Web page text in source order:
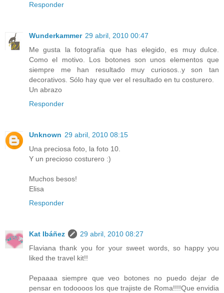
Responder
Wunderkammer 29 abril, 2010 00:47
Me gusta la fotografía que has elegido, es muy dulce.
Como el motivo. Los botones son unos elementos que
siempre me han resultado muy curiosos..y son tan
decorativos. Sólo hay que ver el resultado en tu costurero.
Un abrazo
Responder
Unknown 29 abril, 2010 08:15
Una preciosa foto, la foto 10.
Y un precioso costurero :)
Muchos besos!
Elisa
Responder
Kat Ibáñez
29 abril, 2010 08:27
Flaviana thank you for your sweet words, so happy you
liked the travel kit!!
Pepaaaa siempre que veo botones no puedo dejar de
pensar en todoooos los que trajiste de Roma!!!!Que envidia